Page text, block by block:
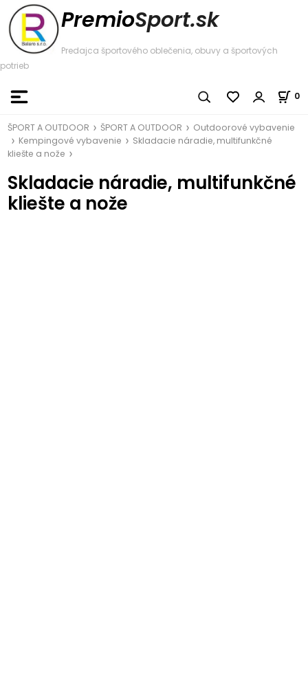
PremioSport.sk
Predajca športového oblečenia, obuvy a športových
potrieb
0
ŠPORT A OUTDOOR ŠPORT A OUTDOOR
Outdoorové vybavenie
Kempingové vybavenie
Skladacie náradie, multifunkčné
kliešte a nože
Skladacie náradie, multifunkčné
kliešte a nože